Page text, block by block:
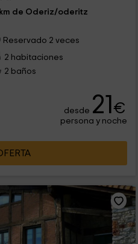
de Oderiz/oderitz
Reservado 2 veces
2 habitaciones
2 baños
desde 21€
persona y noche